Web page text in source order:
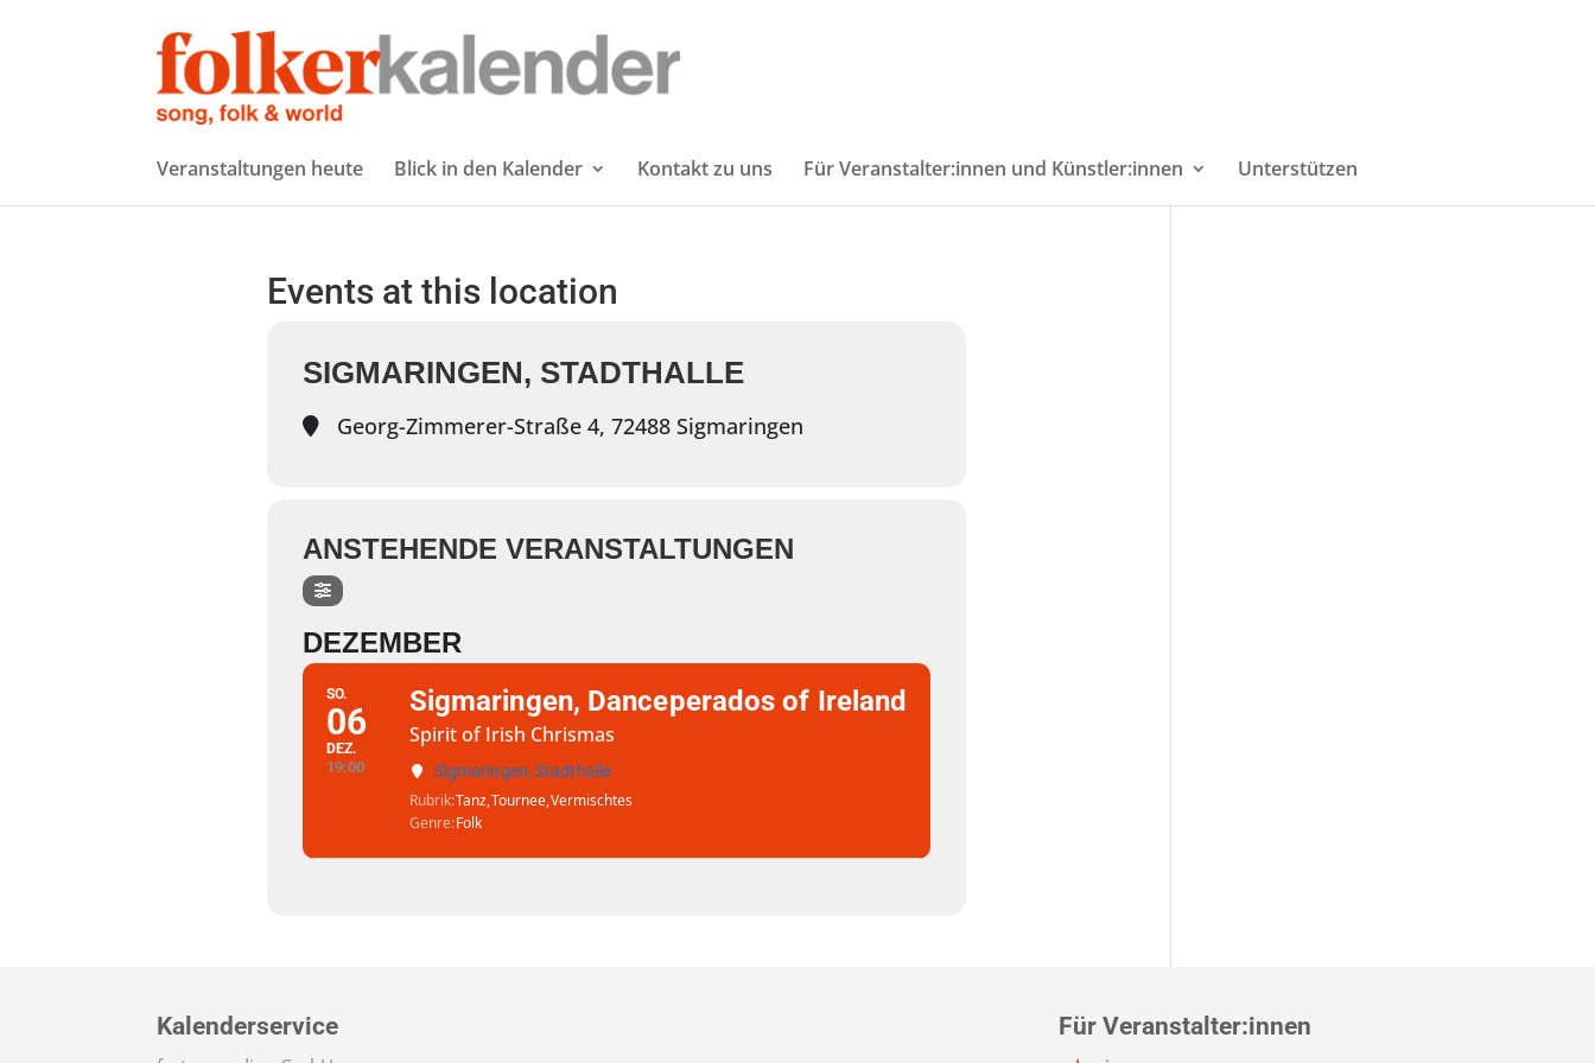
Veranstaltungen heute Blick in den Kalender Kontakt zu uns Für Veranstalter:innen und Künstler:innen Unterstützen
Events at this location
SIGMARINGEN, STADTHALLE
Georg-Zimmerer-Straße 4, 72488 Sigmaringen
ANSTEHENDE VERANSTALTUNGEN
DEZEMBER
SO.
06
DEZ.
19:00
Sigmaringen, Danceperados of Ireland
Spirit of Irish Chrismas
Sigmaringen, Stadthalle
Rubrik Tanz,Tournee,Vermischtes
Genre Folk
Kalenderservice Für Veranstalter:innen